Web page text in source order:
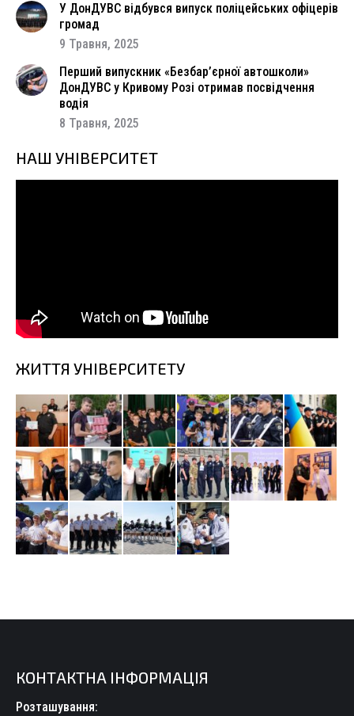
У ДонДУВС відбувся випуск поліцейських офіцерів
громад
9 Травня, 2025
Перший випускник «Безбар’єрної автошколи»
ДонДУВС у Кривому Розі отримав посвідчення
водія
8 Травня, 2025
НАШ УНІВЕРСИТЕТ
ЖИТТЯ УНІВЕРСИТЕТУ
КОНТАКТНА ІНФОРМАЦІЯ
Розташування: